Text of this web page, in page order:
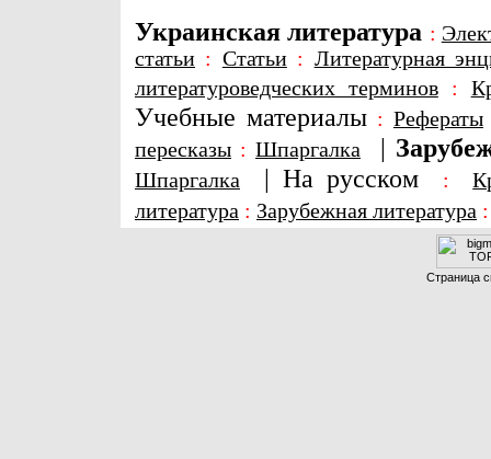
Украинская литература :
статьи : Статьи: Литературная
литературоведческих терминов:
Учебные материалы : Рефераты
пересказы : Шпаргалка |
Шпаргалка | На русском :
литература : Зарубежная литература
Страница